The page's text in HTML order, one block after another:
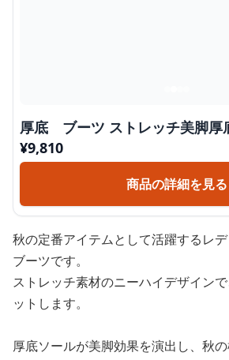
厚底 ブーツ ストレッチ美脚厚
¥9,810
商品の詳細を見る
秋の定番アイテムとして活躍するレ
ブーツです。
ストレッチ素材のニーハイデザイン
ットします。
厚底ソールが美脚効果を演出し、秋